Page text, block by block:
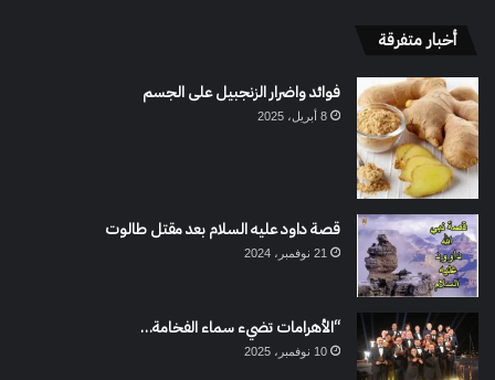
أخبار متفرقة
فوائد واضرار الزنجبيل على الجسم
8 أبريل، 2025
قصة داود عليه السلام بعد مقتل طالوت
21 نوفمبر، 2024
“الأهرامات تضيء سماء الفخامة…
10 نوفمبر، 2025